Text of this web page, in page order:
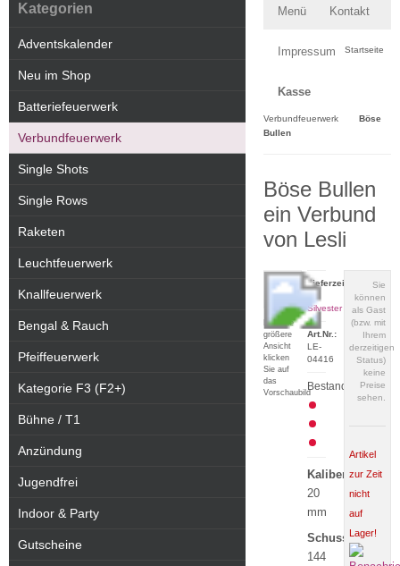
Menü Kontakt
Impressum
Kasse
Startseite
Verbundfeuerwerk
Böse
Bullen
Böse Bullen
ein Verbund
von Lesli
Für eine
größere
Ansicht
klicken
Sie auf
das
Vorschaubild
Sie
können
als Gast
(bzw. mit
Ihrem
derzeitigen
Status)
keine
Preise
sehen.
Artikel
zur Zeit
nicht
auf
Lager!
Lieferzeit:
zu
Silvester
Art.Nr.:
LE-
04416
Bestand:
Kaliber:
20
mm
Schuss:
144
Kategorien
Adventskalender
Neu im Shop
Batteriefeuerwerk
Verbundfeuerwerk
Single Shots
Single Rows
Raketen
Leuchtfeuerwerk
Knallfeuerwerk
Bengal & Rauch
Pfeiffeuerwerk
Kategorie F3 (F2+)
Bühne / T1
Anzündung
Jugendfrei
Indoor & Party
Gutscheine